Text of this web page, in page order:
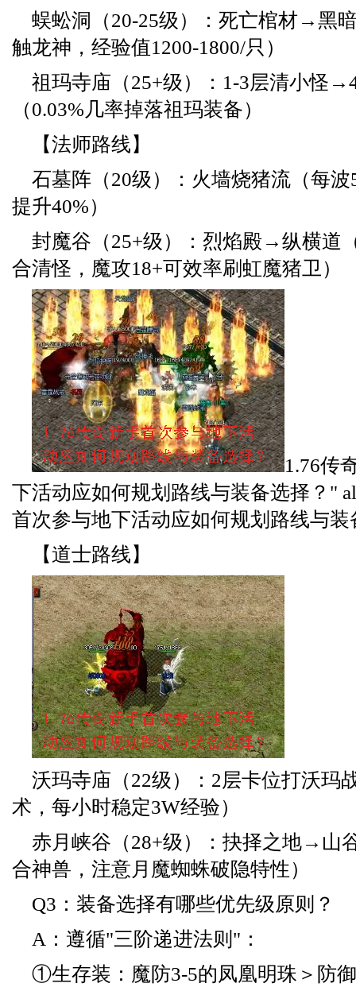
蜈蚣洞（20-25级）：死亡棺材→黑
触龙神，经验值1200-1800/只）
祖玛寺庙（25+级）：1-3层清小怪
（0.03%几率掉落祖玛装备）
【法师路线】
石墓阵（20级）：火墙烧猪流（每
提升40%）
封魔谷（25+级）：烈焰殿→纵横道
合清怪，魔攻18+可效率刷虹魔猪卫）
1.76传
下活动应如何规划路线与装备选择？"
首次参与地下活动应如何规划路线与装
【道士路线】
沃玛寺庙（22级）：2层卡位打沃玛
术，每小时稳定3W经验）
赤月峡谷（28+级）：抉择之地→山
合神兽，注意月魔蜘蛛破隐特性）
Q3：装备选择有哪些优先级原则？
A：遵循"三阶递进法则"：
①生存装：魔防3-5的凤凰明珠＞防